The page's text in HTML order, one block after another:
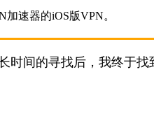
间的寻找后，我终于